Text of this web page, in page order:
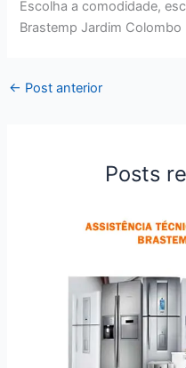
Escolha a comodidade,
Brastemp Jardim Colombo
← Post anterior
Posts